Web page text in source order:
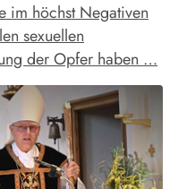
im höchst Negativen
sexuellen
der Opfer haben …